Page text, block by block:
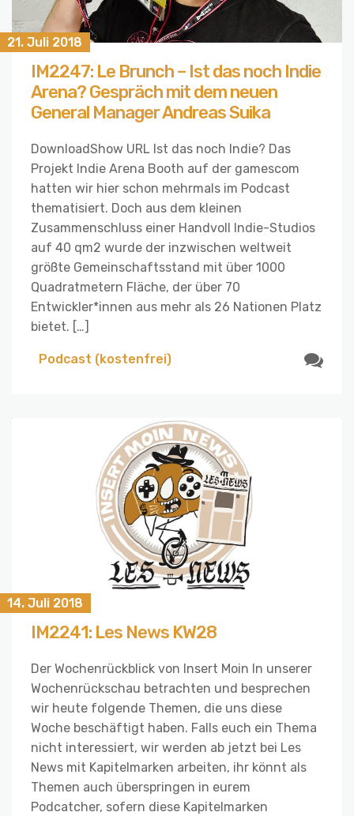
21. Juli 2018
IM2247: Le Brunch – Ist das noch Indie
Arena? Gespräch mit dem neuen
General Manager Andreas Suika
DownloadShow URL Ist das noch Indie? Das
Projekt Indie Arena Booth auf der gamescom
hatten wir hier schon mehrmals im Podcast
thematisiert. Doch aus dem kleinen
Zusammenschluss einer Handvoll Indie-Studios
auf 40 qm2 wurde der inzwischen weltweit
größte Gemeinschaftsstand mit über 1000
Quadratmetern Fläche, der über 70
Entwickler*innen aus mehr als 26 Nationen Platz
bietet. […]
Podcast (kostenfrei)
14. Juli 2018
IM2241: Les News KW28
Der Wochenrückblick von Insert Moin In unserer
Wochenrückschau betrachten und besprechen
wir heute folgende Themen, die uns diese
Woche beschäftigt haben. Falls euch ein Thema
nicht interessiert, wir werden ab jetzt bei Les
News mit Kapitelmarken arbeiten, ihr könnt als
Themen auch überspringen in eurem
Podcatcher, sofern diese Kapitelmarken